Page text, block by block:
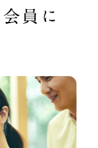
会員に